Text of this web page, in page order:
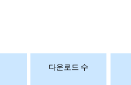
다운로드 수